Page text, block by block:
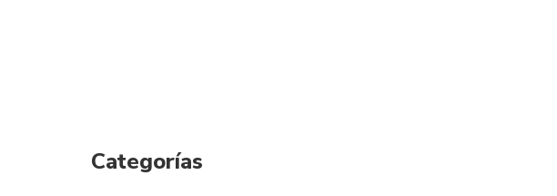
Categorías